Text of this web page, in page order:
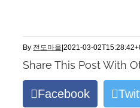
By 전도마을 2021-03-
Share This Post With
Facebook